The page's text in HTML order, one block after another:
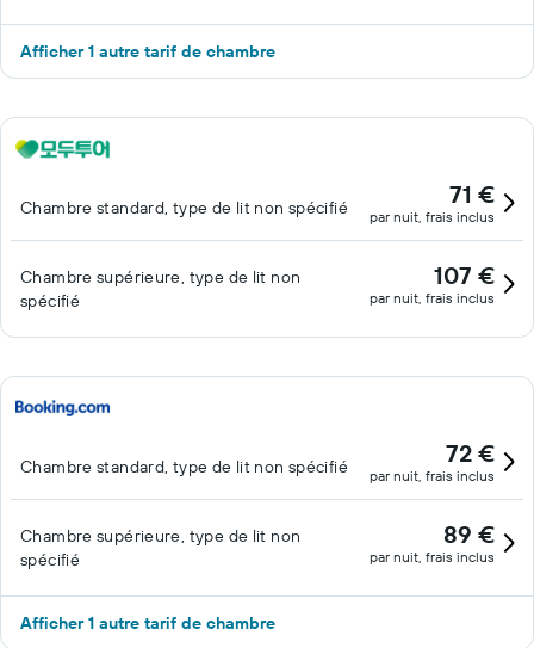
Afficher 1 autre tarif de chambre
Chambre standard, type de lit non spécifié 71 €
par nuit, frais inclus
Chambre supérieure, type de lit non
spécifié
107 €
par nuit, frais inclus
Chambre standard, type de lit non spécifié 72 €
par nuit, frais inclus
Chambre supérieure, type de lit non
spécifié
89 €
par nuit, frais inclus
Afficher 1 autre tarif de chambre